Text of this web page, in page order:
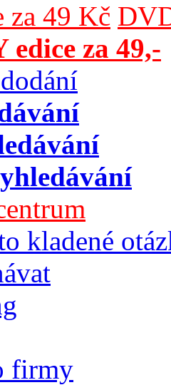
za 49 Kč
za 49,-
kladené
firmy